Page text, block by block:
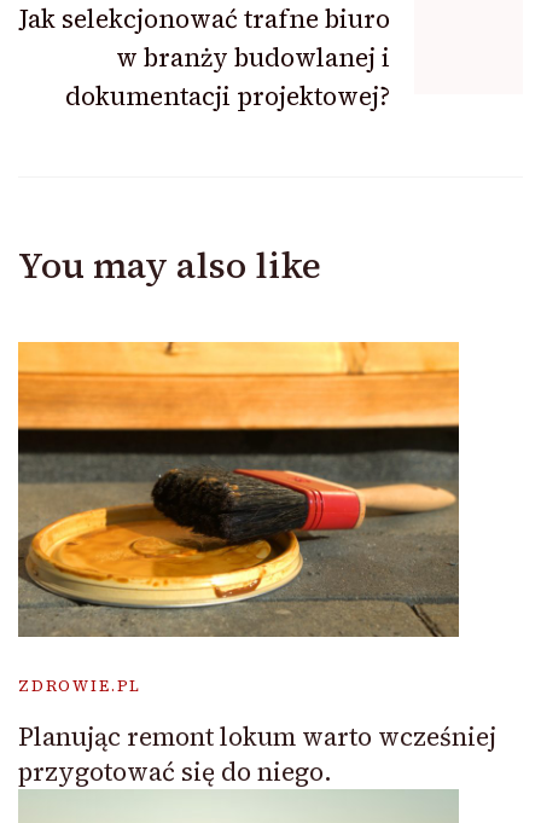
Jak selekcjonować trafne biuro
w branży budowlanej i
dokumentacji projektowej?
You may also like
ZDROWIE.PL
Planując remont lokum warto wcześniej
przygotować się do niego.